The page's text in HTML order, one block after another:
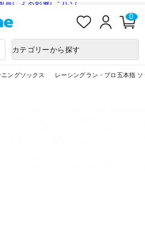
震による影響について
入
ロ
ン
0
カテゴリーから探す
ニングソックス レーシングラン・プロ五本指 ソ